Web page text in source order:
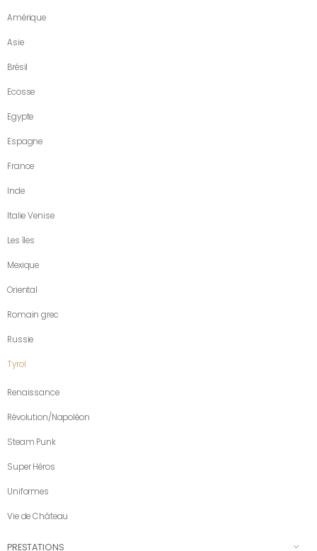
Amérique
Asie
Brésil
Ecosse
Egypte
Espagne
France
Inde
Italie Venise
Les îles
Mexique
Oriental
Romain grec
Russie
Tyrol
Renaissance
Révolution/Napoléon
Steam Punk
Super Héros
Uniformes
Vie de Château
PRESTATIONS